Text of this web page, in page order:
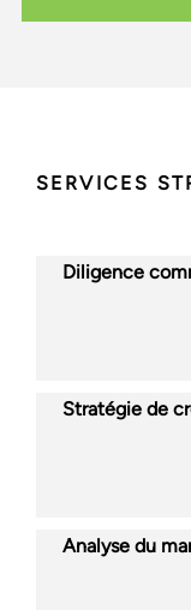
SERVICES
Diligence
Stratégie de
Analyse du